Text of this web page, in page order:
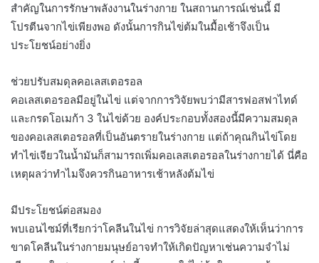
สำคัญในการรักษาพลังงานในร่างกาย ในสถานการณ์เช่นนี้ มี
โปรตีนจากไข่เพียงพอ ดังนั้นการกินไข่ต้มในมื้อเช้าจึงเป็น
ประโยชน์อย่างยิ่ง
ช่วยปรับสมดุลคอเลสเตอรอล
คอเลสเตอรอลมีอยู่ในไข่ แต่จากการวิจัยพบว่ามีสารฟอสฟาไทด์
และกรดโอเมก้า 3 ในไข่ด้วย องค์ประกอบทั้งสองนี้มีความสมดุล
ของคอเลสเตอรอลที่เป็นอันตรายในร่างกาย แต่ถ้าคุณกินไข่โดย
ทำไข่เจียวในน้ำมันก็สามารถเพิ่มคอเลสเตอรอลในร่างกายได้ นี่คือ
เหตุผลว่าทำไมจึงควรกินอาหารเช้าหลังต้มไข่
มีประโยชน์ต่อสมอง
พบเอนไซม์ที่เรียกว่าโคลีนในไข่ การวิจัยล่าสุดแสดงให้เห็นว่าการ
ขาดโคลีนในร่างกายมนุษย์อาจทำให้เกิดปัญหาเช่นความจำไม่